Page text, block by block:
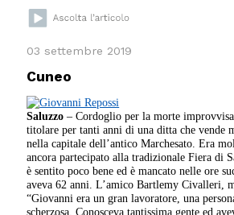
03 settembre 2019
Cuneo
Saluzzo – Cordoglio per la morte
titolare per tanti anni di una ditta che vende
nella capitale dell’antico Marchesato. Era
ancora partecipato alla tradizionale Fiera di
è sentito poco bene ed è mancato nelle ore
aveva 62 anni. L’amico Bartlemy Civalleri,
“Giovanni era un gran lavoratore, una
scherzosa. Conosceva tantissima gente ed